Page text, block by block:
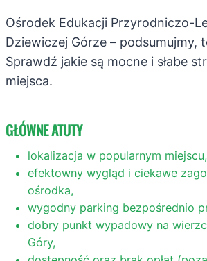
Ośrodek Edukacji Przyrodniczo-
Dziewiczej Górze – podsumujmy,
Sprawdź jakie są mocne i słabe
miejsca.
GŁÓWNE ATUTY
lokalizacja w popularnym miejscu,
efektowny wygląd i ciekawe
ośrodka,
wygodny parking bezpośrednio
dobry punkt wypadowy na
Góry,